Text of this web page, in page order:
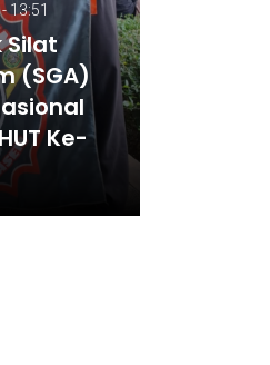
13:51
Silat
(SGA)
Ke-